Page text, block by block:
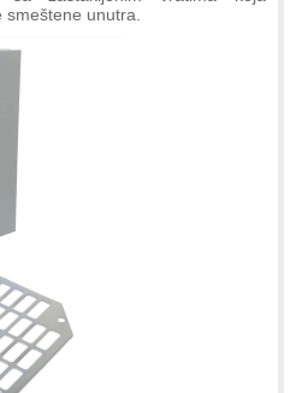
unutra.